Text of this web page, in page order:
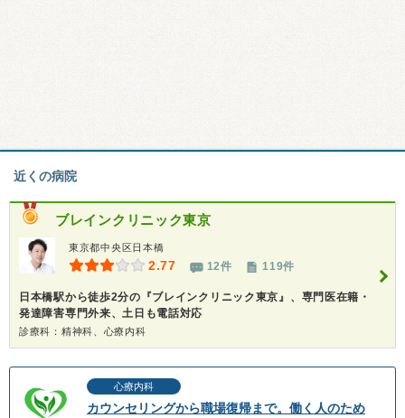
近くの病院
ブレインクリニック東京
東京都中央区日本橋
2.77 12件 119件
日本橋駅から徒歩2分の『ブレインクリニック東京』、専門医在籍・
発達障害専門外来、土日も電話対応
診療科：精神科、心療内科
心療内科
カウンセリングから職場復帰まで。働く人のため